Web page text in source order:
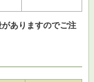
ありますのでご注